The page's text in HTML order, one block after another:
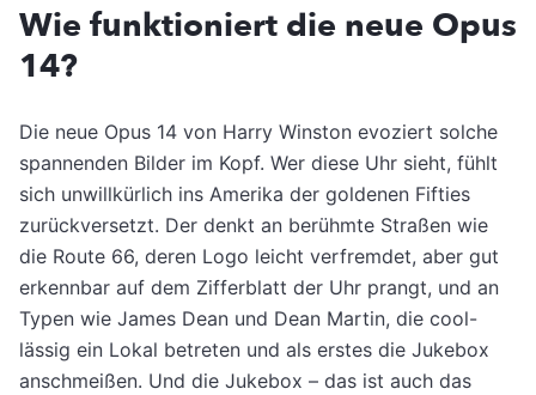
Wie funktioniert die neue Opus
14?
Die neue Opus 14 von Harry Winston evoziert solche
spannenden Bilder im Kopf. Wer diese Uhr sieht, fühlt
sich unwillkürlich ins Amerika der goldenen Fifties
zurückversetzt. Der denkt an berühmte Straßen wie
die Route 66, deren Logo leicht verfremdet, aber gut
erkennbar auf dem Zifferblatt der Uhr prangt, und an
Typen wie James Dean und Dean Martin, die cool-
lässig ein Lokal betreten und als erstes die Jukebox
anschmeißen. Und die Jukebox – das ist auch das